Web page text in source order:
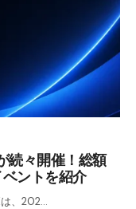
続々開催！総額
ントを紹介
、202…